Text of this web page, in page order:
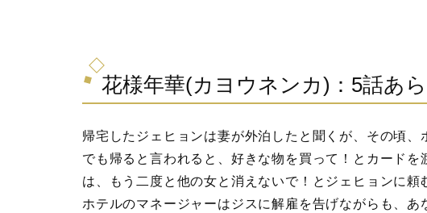
花様年華(カヨウネンカ)：5話あ
帰宅したジェヒョンは妻が外泊したと聞くが、その頃
でも帰ると言われると、好きな物を買って！とカード
は、もう二度と他の女と消えないで！とジェヒョンに頼
ホテルのマネージャーはジスに解雇を告げながらも、あ